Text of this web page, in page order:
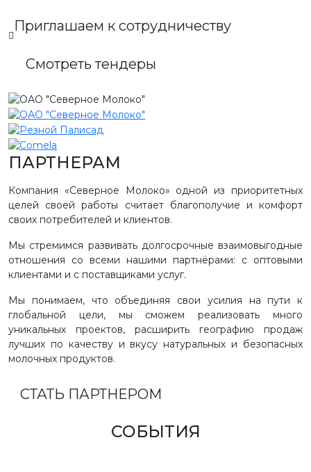
Приглашаем к сотрудничеству
Смотреть тендеры
ПАРТНЕРАМ
Компания «Северное Молоко» одной из приоритетных
целей своей работы считает благополучие и комфорт
своих потребителей и клиентов.
Мы стремимся развивать долгосрочные взаимовыгодные
отношения со всеми нашими партнёрами: с оптовыми
клиентами и с поставщиками услуг.
Мы понимаем, что объединяя свои усилия на пути к
глобальной цели, мы сможем реализовать много
уникальных проектов, расширить географию продаж
лучших по качеству и вкусу натуральных и безопасных
молочных продуктов.
СТАТЬ ПАРТНЕРОМ
СОБЫТИЯ